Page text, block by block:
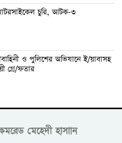
চুরি, আটক-৩
ও পুলিশের অভিযানে ই/য়াবাসহ
গ্রে/ফতার
মেহেদী হাসাান